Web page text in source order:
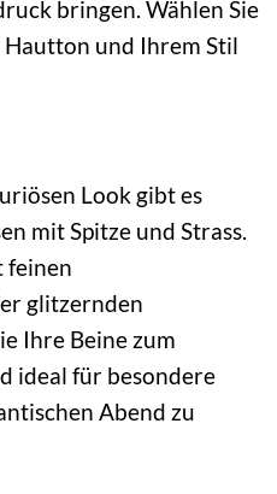
bringen. Wählen Sie
und Ihrem Stil
Look gibt es
mit Spitze und Strass.
feinen
glitzernden
Ihre Beine zum
ideal für besondere
Abend zu